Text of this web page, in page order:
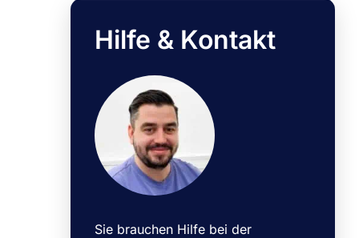
Online Sofort Analyse
Hilfe & Kontakt
Sie brauchen Hilfe bei der